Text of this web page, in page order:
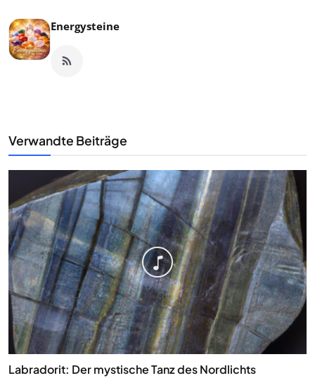
Energysteine
Verwandte Beiträge
Labradorit: Der mystische Tanz des Nordlichts